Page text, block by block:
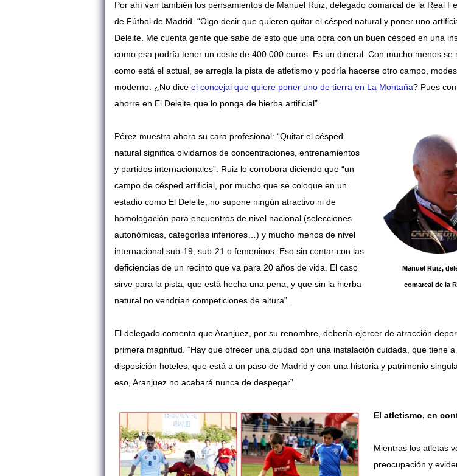
Por ahí van también los pensamientos de Manuel Ruiz, delegado comarcal de la Real
de Fútbol de Madrid. “Oigo decir que quieren quitar el césped natural y poner uno
Deleite. Me cuenta gente que sabe de esto que una obra con un buen césped en una
como esa podría tener un coste de 400.000 euros. Es un dineral. Con mucho menos se
como está el actual, se arregla la pista de atletismo y podría hacerse otro campo,
moderno. ¿No dice el concejal que quiere poner uno de tierra en La Montaña? Pues
ahorre en El Deleite que lo ponga de hierba artificial”.
Manuel Ruiz,
comarcal de la
Pérez muestra ahora su cara profesional: “Quitar el césped
natural significa olvidarnos de concentraciones, entrenamientos
y partidos internacionales”. Ruiz lo corrobora diciendo que “un
campo de césped artificial, por mucho que se coloque en un
estadio como El Deleite, no supone ningún atractivo ni de
homologación para encuentros de nivel nacional (selecciones
autonómicas, categorías inferiores…) y mucho menos de nivel
internacional sub-19, sub-21 o femeninos. Eso sin contar con las
deficiencias de un recinto que va para 20 años de vida. El caso
sirve para la pista, que está hecha una pena, y que sin la hierba
natural no vendrían competiciones de altura”.
El delegado comenta que Aranjuez, por su renombre, debería ejercer de atracción
primera magnitud. “Hay que ofrecer una ciudad con una instalación cuidada, que tiene a
disposición hoteles, que está a un paso de Madrid y con una historia y patrimonio
eso, Aranjuez no acabará nunca de despegar”.
El atletismo, en
Mientras los atletas
preocupación y